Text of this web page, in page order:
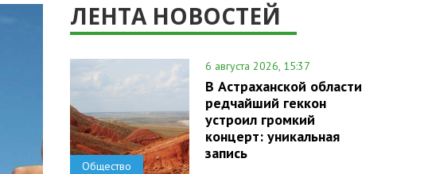
ЛЕНТА НОВОСТЕЙ
Общество
6 августа 2026, 15:37
В Астраханской области
редчайший геккон
устроил громкий
концерт: уникальная
запись